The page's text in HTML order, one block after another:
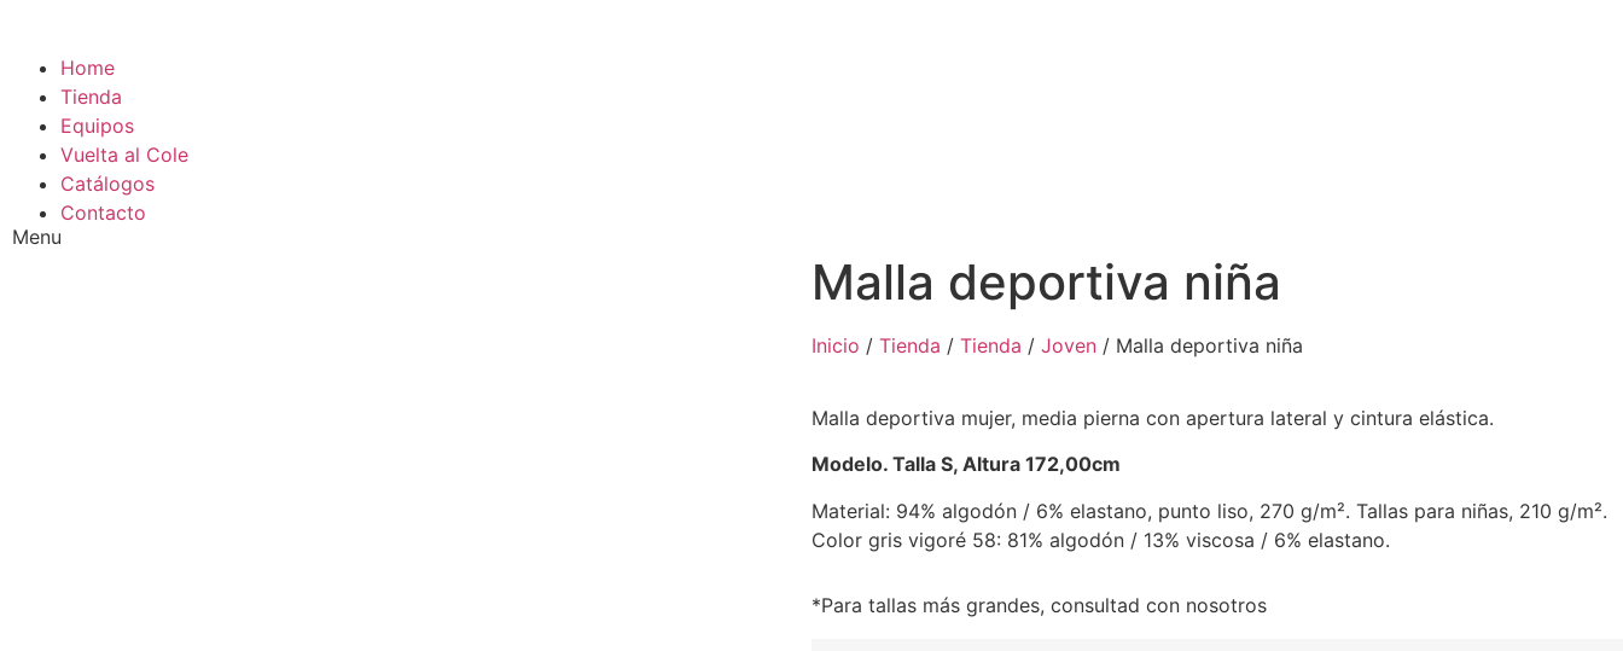
Home
Tienda
Equipos
Vuelta al Cole
Catálogos
Contacto
Menu
Malla deportiva niña
Inicio / Tienda / Tienda / Joven / Malla deportiva niña
Malla deportiva mujer, media pierna con apertura lateral y cintura elástica.
Modelo. Talla S, Altura 172,00cm
Material: 94% algodón / 6% elastano, punto liso, 270 g/m². Tallas para niñas, 210 g/m².
Color gris vigoré 58: 81% algodón / 13% viscosa / 6% elastano.
*Para tallas más grandes, consultad con nosotros